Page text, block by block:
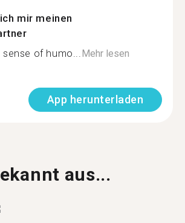
mir meinen
of humo...Mehr lesen
App herunterladen
aus...